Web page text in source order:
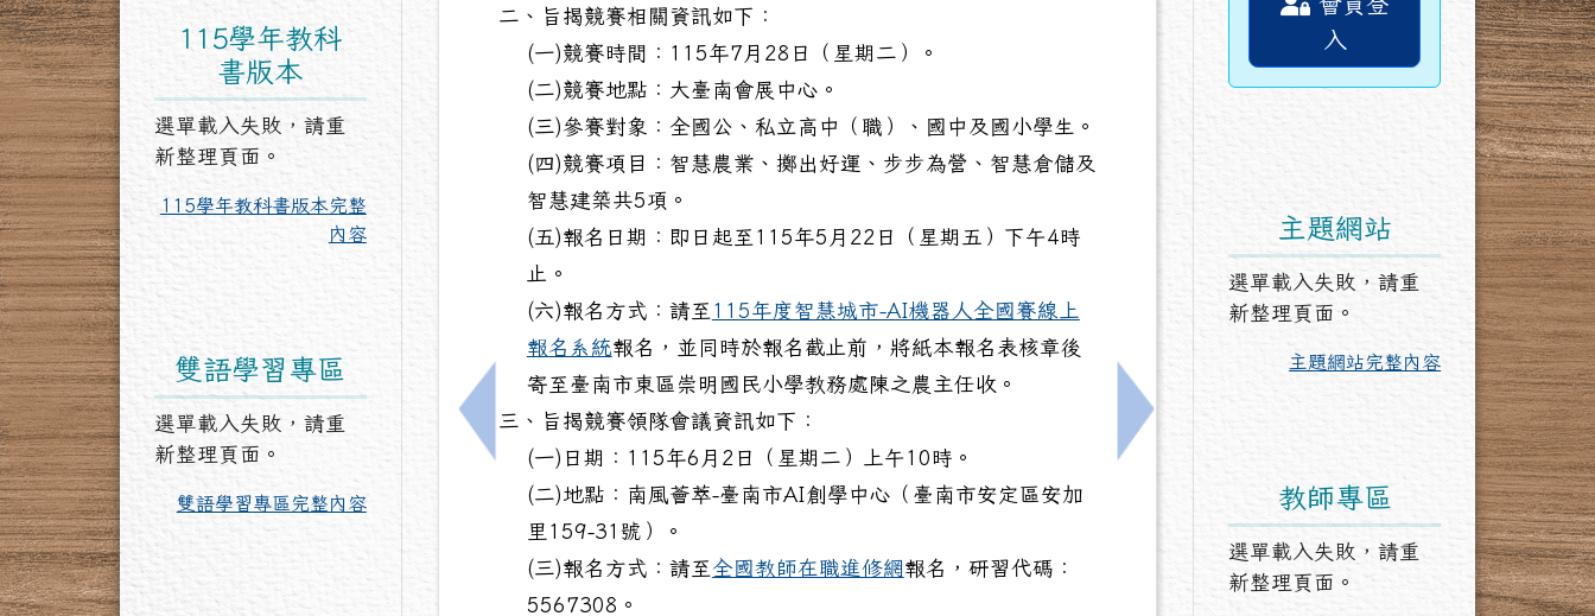
115學年教科
書版本
選單載入失敗，請重
新整理頁面。
115學年教科書版本完整
內容
雙語學習專區
選單載入失敗，請重
新整理頁面。
雙語學習專區完整內容
上一筆：「115年推動教育AI及數位學習績優徵選—臺南市初選計畫」，請鼓勵踴躍報名
二、旨揭競賽相關資訊如下：
(一)競賽時間：115年7月28日（星期二）。
(二)競賽地點：大臺南會展中心。
(三)參賽對象：全國公、私立高中（職）、國中及國小學生。
(四)競賽項目：智慧農業、擲出好運、步步為營、智慧倉儲及
智慧建築共5項。
(五)報名日期：即日起至115年5月22日（星期五）下午4時
止。
(六)報名方式：請至 115年度智慧城市-AI機器人全國賽線上
報名系統報名，並同時於報名截止前，將紙本報名表核章後
寄至臺南市東區崇明國民小學教務處陳之農主任收。
三、旨揭競賽領隊會議資訊如下：
(一)日期：115年6月2日（星期二）上午10時。
(二)地點：南風薈萃-臺南市AI創學中心（臺南市安定區安加
里159-31號）。
(三)報名方式：請至全國教師在職進修網 報名，研習代碼：
5567308。
下一筆：轉知國立臺灣大學辦理「未來視界：生
入
主題網站
選單載入失敗，請重
新整理頁面。
主題網站完整內容
教師專區
選單載入失敗，請重
新整理頁面。